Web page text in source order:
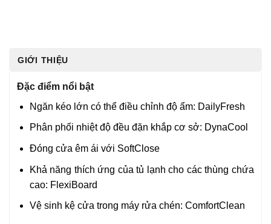
GIỚI THIỆU
Đặc điểm nổi bật
Ngăn kéo lớn có thể điều chỉnh độ ẩm: DailyFresh
Phân phối nhiệt độ đều đặn khắp cơ sở: DynaCool
Đóng cửa êm ái với SoftClose
Khả năng thích ứng của tủ lạnh cho các thùng chứa
cao: FlexiBoard
Vệ sinh kệ cửa trong máy rửa chén: ComfortClean